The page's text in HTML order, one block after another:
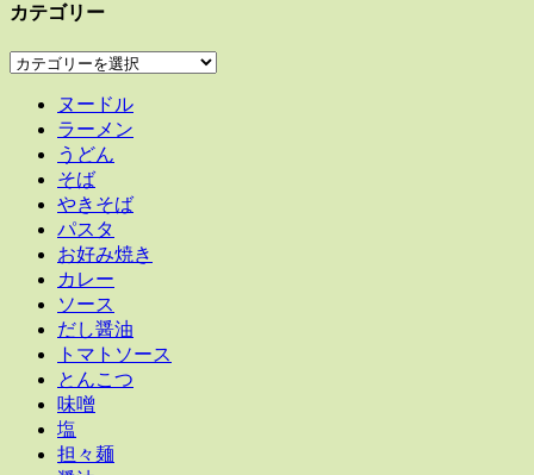
カテゴリー
カ
ヌードル
ラーメン
うどん
そば
やきそば
パスタ
お好み焼き
カレー
ソース
だし醤油
トマトソース
とんこつ
味噌
塩
担々麺